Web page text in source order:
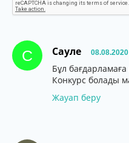
С Сауле 08.08.2020
Бұл
Конкурс болады
Жауап беру